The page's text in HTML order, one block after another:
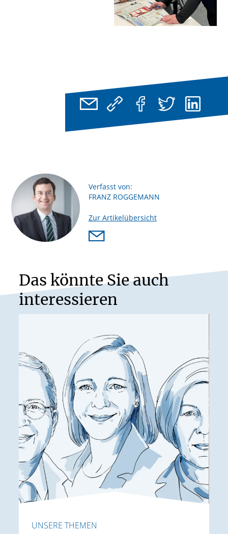
Verfasst von:
FRANZ ROGGEMANN
Zur Artikelübersicht
Das könnte Sie auch
interessieren
UNSERE THEMEN